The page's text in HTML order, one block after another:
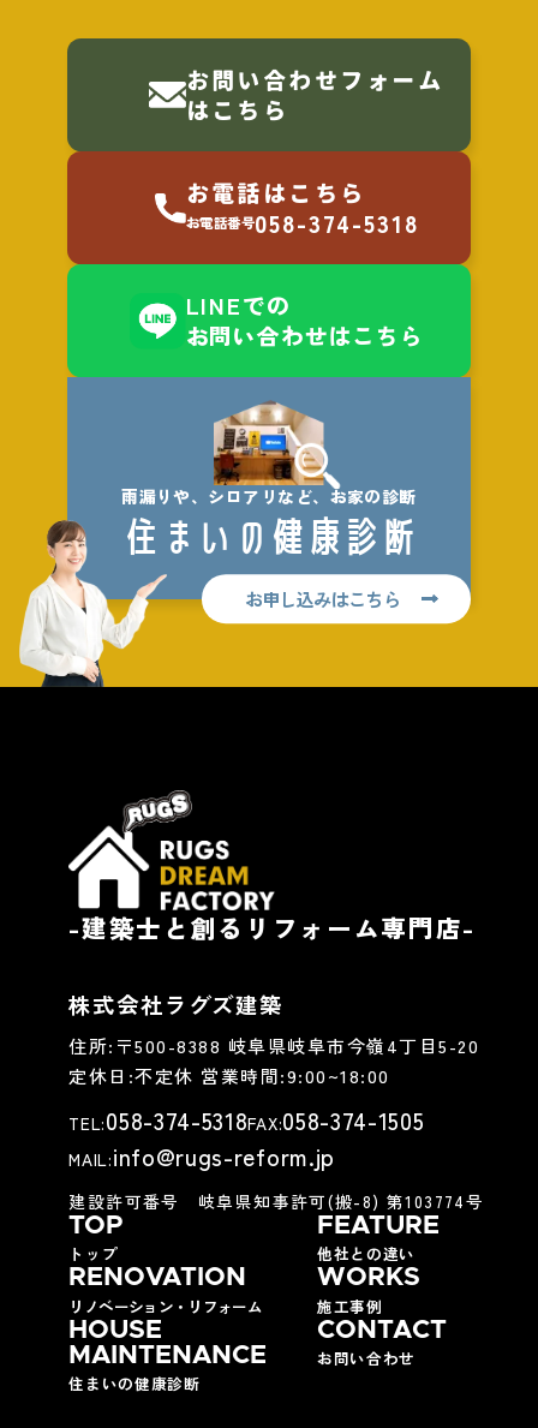
お問い合わせフォーム
はこちら
お電話はこちら
お電話番号058-374-5318
LINEでの
お問い合わせはこちら
雨漏りや、シロアリなど、お家の診断
住まいの健康診断
お申し込みはこちら
-建築士と創るリフォーム専門店-
株式会社ラグズ建築
住所: 〒500-8388 岐阜県岐阜市今嶺4丁目5-20
定休日:不定休 営業時間:9:00~18:00
TEL:058-374-5318FAX:058-374-1505
MAIL:info@rugs-reform.jp
建設許可番号 岐阜県知事許可(搬-8) 第103774号
TOP
トップ
FEATURE
他社との違い
RENOVATION
リノベーション・リフォーム
WORKS
施工事例
HOUSE
MAINTENANCE
住まいの健康診断
CONTACT
お問い合わせ